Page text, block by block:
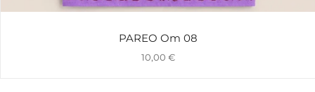
PAREO Om 08
10,00 €